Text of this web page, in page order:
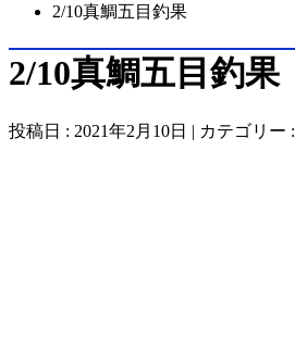
2/10真鯛五目釣果
2/10真鯛五目釣果
投稿日 : 2021年2月10日 | カテゴリー :